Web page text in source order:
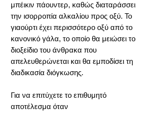
μπέικιν πάουντερ, καθώς διαταράσσει
την ισορροπία αλκαλίου προς οξύ. Το
γιαούρτι έχει περισσότερο οξύ από το
κανονικό γάλα, το οποίο θα μειώσει το
διοξείδιο του άνθρακα που
απελευθερώνεται και θα εμποδίσει τη
διαδικασία διόγκωσης.
Για να επιτύχετε το επιθυμητό
αποτέλεσμα όταν